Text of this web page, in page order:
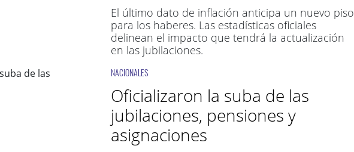
El último dato de inflación anticipa un nuevo piso
para los haberes. Las estadísticas oficiales
delinean el impacto que tendrá la actualización
en las jubilaciones.
NACIONALES
Oficializaron la suba de las
jubilaciones, pensiones y
asignaciones